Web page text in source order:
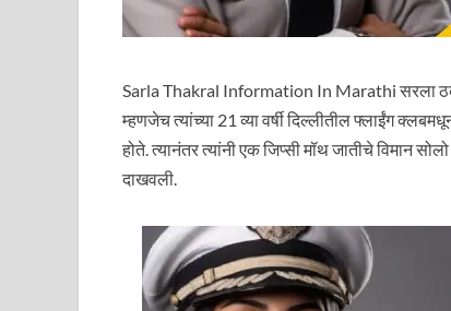
Sarla Thakral Information In Marathi सरला
म्हणजेच त्यांच्या 21 व्या वर्षी दिल्लीतील फ्लाईंग
होते. त्यानंतर त्यांनी एक जिप्सी मॉथ जातीचे विमान
दाखवली.